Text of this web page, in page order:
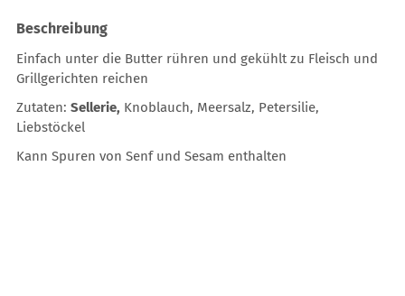
Beschreibung
Einfach unter die Butter rühren und gekühlt zu Fleisch und
Grillgerichten reichen
Zutaten:Sellerie, Knoblauch, Meersalz, Petersilie,
Liebstöckel
Kann Spuren von Senf und Sesam enthalten